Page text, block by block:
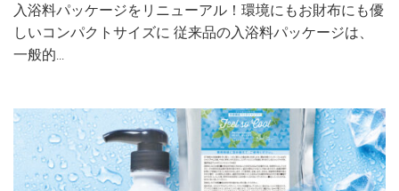
入浴料パッケージをリニューアル！環境にもお財布にも優
しいコンパクトサイズに 従来品の入浴料パッケージは、
一般的...